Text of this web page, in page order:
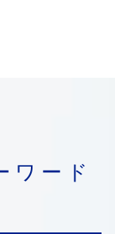
ワード